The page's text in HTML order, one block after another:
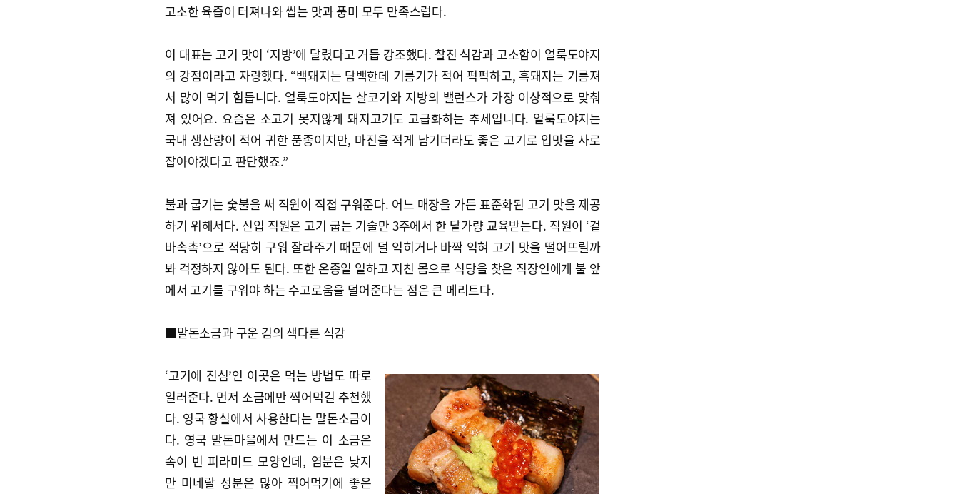
고소한 육즙이 터져나와 씹는 맛과 풍미 모두 만족스럽다.
이 대표는 고기 맛이 ‘지방’에 달렸다고 거듭 강조했다. 찰진 식감과 고소함이 얼룩도야지
의 강점이라고 자랑했다. “백돼지는 담백한데 기름기가 적어 퍽퍽하고, 흑돼지는 기름져
서 많이 먹기 힘듭니다. 얼룩도야지는 살코기와 지방의 밸런스가 가장 이상적으로 맞춰
져 있어요. 요즘은 소고기 못지않게 돼지고기도 고급화하는 추세입니다. 얼룩도야지는
국내 생산량이 적어 귀한 품종이지만, 마진을 적게 남기더라도 좋은 고기로 입맛을 사로
잡아야겠다고 판단했죠.”
불과 굽기는 숯불을 써 직원이 직접 구워준다. 어느 매장을 가든 표준화된 고기 맛을 제공
하기 위해서다. 신입 직원은 고기 굽는 기술만 3주에서 한 달가량 교육받는다. 직원이 ‘겉
바속촉’으로 적당히 구워 잘라주기 때문에 덜 익히거나 바짝 익혀 고기 맛을 떨어뜨릴까
봐 걱정하지 않아도 된다. 또한 온종일 일하고 지친 몸으로 식당을 찾은 직장인에게 불 앞
에서 고기를 구워야 하는 수고로움을 덜어준다는 점은 큰 메리트다.
■말돈소금과 구운 김의 색다른 식감
‘고기에 진심’인 이곳은 먹는 방법도 따로
일러준다. 먼저 소금에만 찍어먹길 추천했
다. 영국 황실에서 사용한다는 말돈소금이
다. 영국 말돈마을에서 만드는 이 소금은
속이 빈 피라미드 모양인데, 염분은 낮지
만 미네랄 성분은 많아 찍어먹기에 좋은